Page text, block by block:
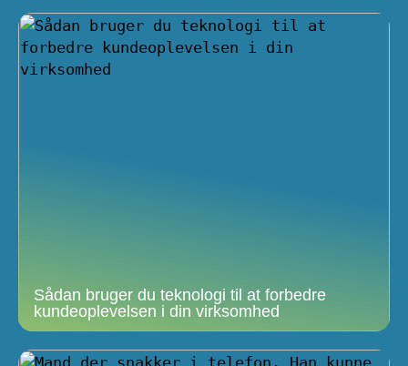
Sådan bruger du teknologi til at forbedre
kundeoplevelsen i din virksomhed